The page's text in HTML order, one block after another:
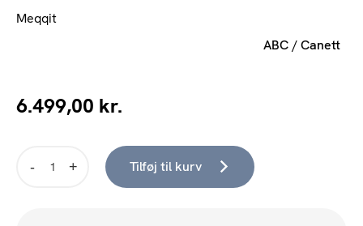
Meqqit
ABC / Canett
6.499,00 kr.
Tilføj til kurv